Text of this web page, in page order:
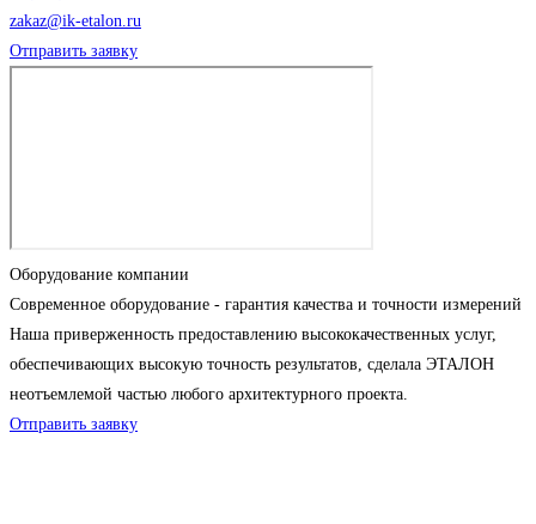
zakaz@ik-etalon.ru
Отправить заявку
Оборудование компании
Современное оборудование - гарантия качества и точности измерений
Наша приверженность предоставлению высококачественных услуг,
обеспечивающих высокую точность результатов, сделала ЭТАЛОН
неотъемлемой частью любого архитектурного проекта.
Отправить заявку